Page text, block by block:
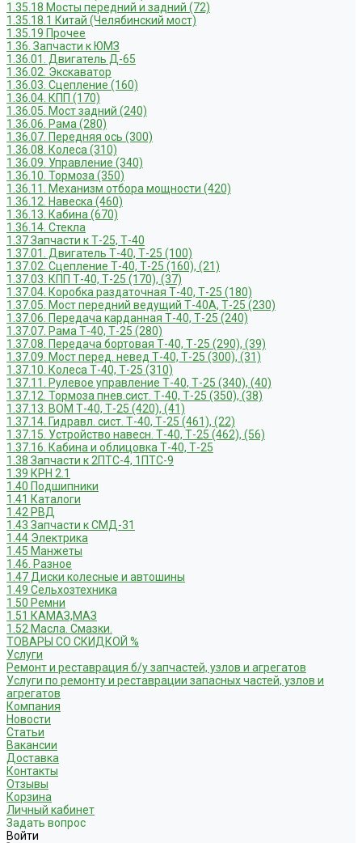
1.35.18 Мосты передний и задний (72)
1.35.18.1 Китай (Челябинский мост)
1.35.19 Прочее
1.36. Запчасти к ЮМЗ
1.36.01. Двигатель Д-65
1.36.02. Экскаватор
1.36.03. Сцепление (160)
1.36.04. КПП (170)
1.36.05. Мост задний (240)
1.36.06. Рама (280)
1.36.07. Передняя ось (300)
1.36.08. Колеса (310)
1.36.09. Управление (340)
1.36.10. Тормоза (350)
1.36.11. Механизм отбора мощности (420)
1.36.12. Навеска (460)
1.36.13. Кабина (670)
1.36.14. Стекла
1.37 Запчасти к Т-25, Т-40
1.37.01. Двигатель Т-40, Т-25 (100)
1.37.02. Сцепление Т-40, Т-25 (160), (21)
1.37.03. КПП Т-40, Т-25 (170), (37)
1.37.04. Коробка раздаточная Т-40, Т-25 (180)
1.37.05. Мост передний ведущий Т-40А, Т-25 (230)
1.37.06. Передача карданная Т-40, Т-25 (240)
1.37.07. Рама Т-40, Т-25 (280)
1.37.08. Передача бортовая Т-40, Т-25 (290), (39)
1.37.09. Мост перед. невед Т-40, Т-25 (300), (31)
1.37.10. Колеса Т-40, Т-25 (310)
1.37.11. Рулевое управление Т-40, Т-25 (340), (40)
1.37.12. Тормоза пнев.сист. Т-40, Т-25 (350), (38)
1.37.13. ВОМ Т-40, Т-25 (420), (41)
1.37.14. Гидравл. сист. Т-40, Т-25 (461), (22)
1.37.15. Устройство навесн. Т-40, Т-25 (462), (56)
1.37.16. Кабина и облицовка Т-40, Т-25
1.38 Запчасти к 2ПТС-4, 1ПТС-9
1.39 КРН 2.1
1.40 Подшипники
1.41 Каталоги
1.42 РВД
1.43 Запчасти к СМД-31
1.44 Электрика
1.45 Манжеты
1.46. Разное
1.47 Диски колесные и автошины
1.49 Сельхозтехника
1.50 Ремни
1.51 КАМАЗ,МАЗ
1.52 Масла. Смазки.
ТОВАРЫ СО СКИДКОЙ %
Услуги
Ремонт и реставрация б/у запчастей, узлов и агрегатов
Услуги по ремонту и реставрации запасных частей, узлов и
агрегатов
Компания
Новости
Статьи
Вакансии
Доставка
Контакты
Отзывы
Корзина
Личный кабинет
Задать вопрос
Войти